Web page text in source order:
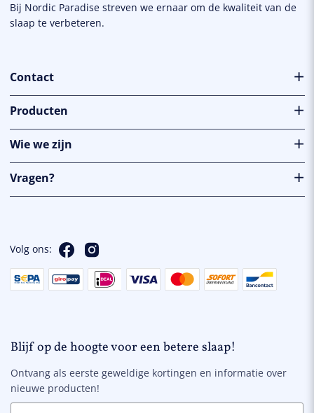
Bij Nordic Paradise streven we ernaar om de kwaliteit van de
slaap te verbeteren.
Contact
Producten
Wie we zijn
Vragen?
Volg ons:
Blijf op de hoogte voor een betere slaap!
Ontvang als eerste geweldige kortingen en informatie over
nieuwe producten!